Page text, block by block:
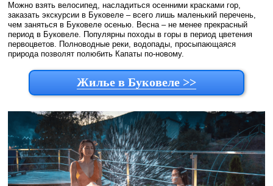
Можно взять велосипед, насладиться осенними красками гор,
заказать экскурсии в Буковеле – всего лишь маленький перечень,
чем заняться в Буковеле осенью. Весна – не менее прекрасный
период в Буковеле. Популярны походы в горы в период цветения
первоцветов. Полноводные реки, водопады, просыпающаяся
природа позволят полюбить Капаты по-новому.
Жилье в Буковеле >>